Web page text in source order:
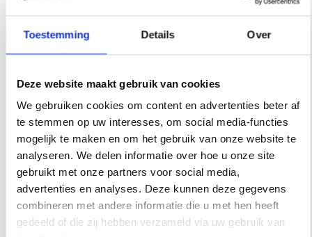
Toestemming Details Over
Deze website maakt gebruik van cookies
We gebruiken cookies om content en advertenties beter af
te stemmen op uw interesses, om social media-functies
mogelijk te maken en om het gebruik van onze website te
analyseren. We delen informatie over hoe u onze site
gebruikt met onze partners voor social media,
advertenties en analyses. Deze kunnen deze gegevens
combineren met andere informatie die u met hen heeft
gedeeld of die zij hebben verzameld via uw gebruik van
Hoe kijk je er uiteindelijk op terug?
eindelijk van genieten. Of ik het nog een keer
zou doen? Zeker niet, haha.’
instagram.com/le_clos_saint_joseph
RESIDENCE
NIEUWSBRIEF